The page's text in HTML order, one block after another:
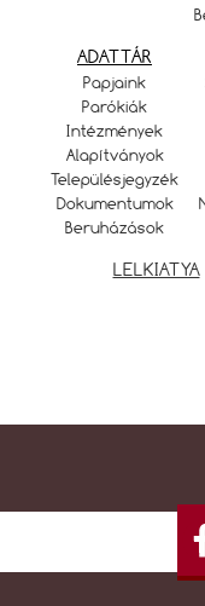
ADATTÁR
Papjaink
Parókiák
Intézmények
Alapítványok
Településjegyzék
Dokumentumok
Beruházások
LELKIATYA